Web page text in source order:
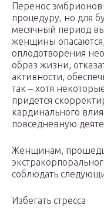
Перенос эмбрионов
процедуру, но для
месячный период
женщины опасаются,
оплодотворения
образ жизни,
активности,
так – хотя
придется
кардинального
повседневную
Женщинам,
соблюдать
Избегать стресса